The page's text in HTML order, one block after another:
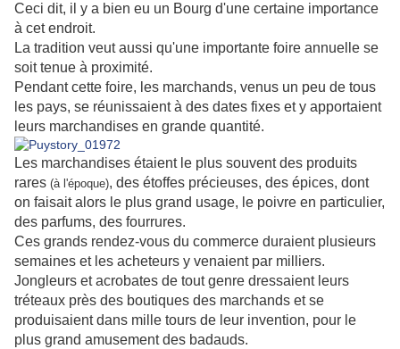
Ceci dit, il y a bien eu un Bourg d'une certaine importance
à cet endroit.
La tradition veut aussi qu'une importante foire annuelle se
soit tenue à proximité.
Pendant cette foire, les marchands, venus un peu de tous
les pays, se réunissaient à des dates fixes et y apportaient
leurs marchandises en grande quantité.
Les marchandises étaient le plus souvent des produits
rares (à l'époque), des étoffes précieuses, des épices, dont
on faisait alors le plus grand usage, le poivre en particulier,
des parfums, des fourrures.
Ces grands rendez-vous du commerce duraient plusieurs
semaines et les acheteurs y venaient par milliers.
Jongleurs et acrobates de tout genre dressaient leurs
tréteaux près des boutiques des marchands et se
produisaient dans mille tours de leur invention, pour le
plus grand amusement des badauds.